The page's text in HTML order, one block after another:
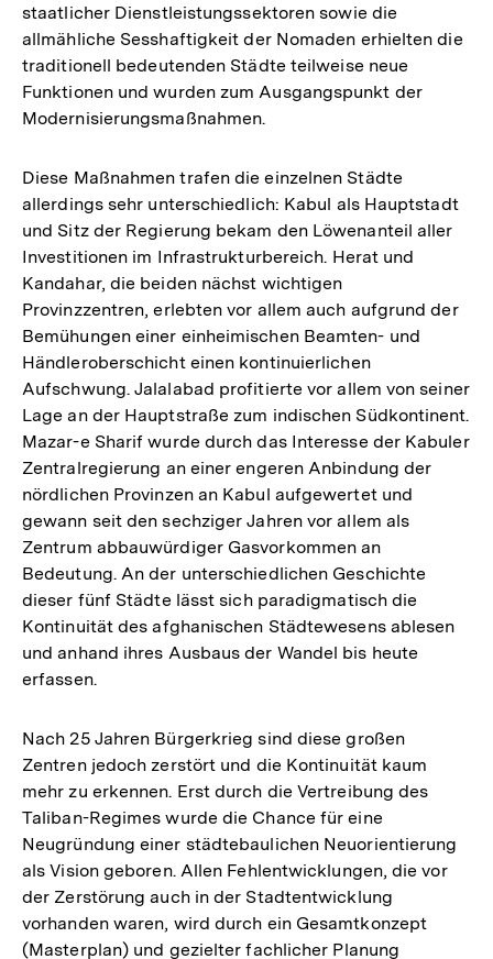
staatlicher Dienstleistungssektoren sowie die
allmähliche Sesshaftigkeit der Nomaden erhielten die
traditionell bedeutenden Städte teilweise neue
Funktionen und wurden zum Ausgangspunkt der
Modernisierungsmaßnahmen.
Diese Maßnahmen trafen die einzelnen Städte
allerdings sehr unterschiedlich: Kabul als Hauptstadt
und Sitz der Regierung bekam den Löwenanteil aller
Investitionen im Infrastrukturbereich. Herat und
Kandahar, die beiden nächst wichtigen
Provinzzentren, erlebten vor allem auch aufgrund der
Bemühungen einer einheimischen Beamten- und
Händleroberschicht einen kontinuierlichen
Aufschwung. Jalalabad profitierte vor allem von seiner
Lage an der Hauptstraße zum indischen Südkontinent.
Mazar-e Sharif wurde durch das Interesse der Kabuler
Zentralregierung an einer engeren Anbindung der
nördlichen Provinzen an Kabul aufgewertet und
gewann seit den sechziger Jahren vor allem als
Zentrum abbauwürdiger Gasvorkommen an
Bedeutung. An der unterschiedlichen Geschichte
dieser fünf Städte lässt sich paradigmatisch die
Kontinuität des afghanischen Städtewesens ablesen
und anhand ihres Ausbaus der Wandel bis heute
erfassen.
Nach 25 Jahren Bürgerkrieg sind diese großen
Zentren jedoch zerstört und die Kontinuität kaum
mehr zu erkennen. Erst durch die Vertreibung des
Taliban-Regimes wurde die Chance für eine
Neugründung einer städtebaulichen Neuorientierung
als Vision geboren. Allen Fehlentwicklungen, die vor
der Zerstörung auch in der Stadtentwicklung
vorhanden waren, wird durch ein Gesamtkonzept
(Masterplan) und gezielter fachlicher Planung